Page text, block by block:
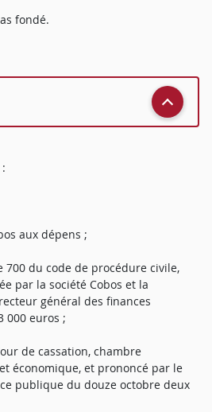
fondé.
aux dépens ;
700 du code de procédure civile,
par la société Cobos et la
général des finances
000 euros ;
de cassation, chambre
économique, et prononcé par le
publique du douze octobre deux